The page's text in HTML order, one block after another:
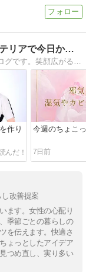
VIPのためのちょこっと風水 インテリアで今日から開運！！
作り
今週のちょこ
7日前
改善提案
ます。女性の心配り
季節ごとの暮らしの
を伝えます。快適さ
ょっとしたアイデア
つめ直し、実り多い